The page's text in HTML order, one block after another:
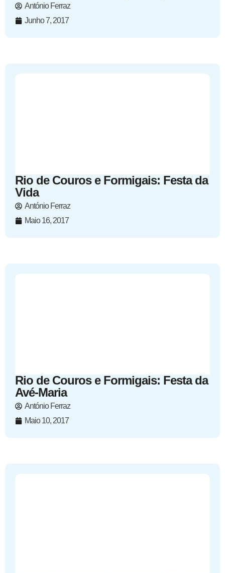
António Ferraz
Junho 7, 2017
Rio de Couros e Formigais: Festa da
Vida
António Ferraz
Maio 16, 2017
Rio de Couros e Formigais: Festa da
Avé-Maria
António Ferraz
Maio 10, 2017